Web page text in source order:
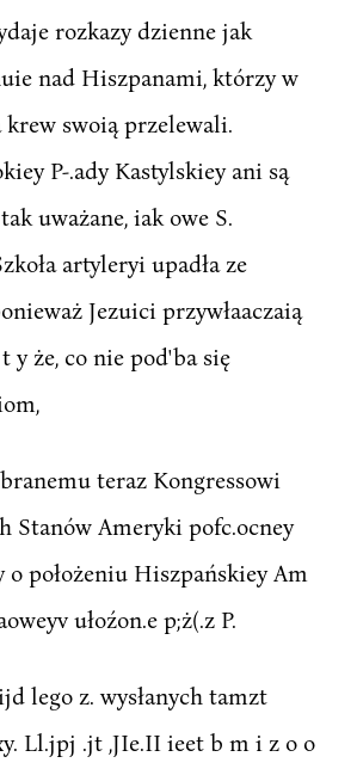
rozkazy dzienne jak
nad Hiszpanami, którzy w
swoią przelewali.
P-.ady Kastylskiey ani są
uważane, iak owe S.
artyleryi upadła ze
Jezuici przywłaaczaią
y że, co nie pod'ba się
teraz Kongressowi
Stanów Ameryki pofc.ocney
o położeniu Hiszpańskiey Am
ułoźon.e p;ż(.z P.
lego z. wysłanych tamzt
Ll.jpj .jt ,JIe.II ieet b m i z o o